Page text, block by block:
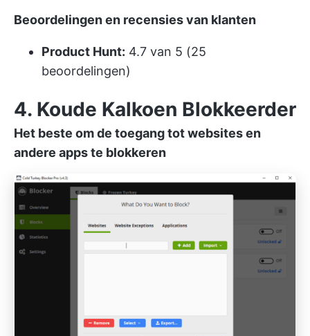
Beoordelingen en recensies van klanten
Product Hunt: 4.7 van 5 (25
beoordelingen)
4. Koude Kalkoen Blokkeerder
Het beste om de toegang tot websites en
andere apps te blokkeren